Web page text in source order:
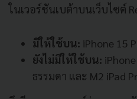
ในเวอร์ชันเบต้าบนเว็บไซต์
มีให้ใช้บน: iPhone 15
ยังไม่มีให้ใช้บน:
ธรรมดา และ M2 iPad